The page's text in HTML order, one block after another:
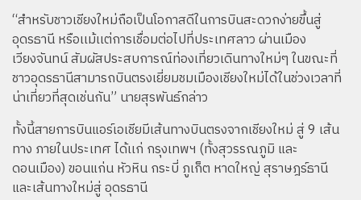
“สำหรับชาวเชียงใหม่ถือเป็นโอกาสดีในการบินสะดวกง่ายขึ้นสู่
อุดรธานี หรือเเม้เเต่การเชื่อมต่อไปที่ประเทศลาว ผ่านเมือง
เวียงจันทน์ สัมผัสประสบการณ์ท่องเที่ยวเดินทางใหม่ๆ ในขณะที่
ชาวอุดรธานีสามารถบินตรงเยี่ยมชมเมืองเชียงใหม่ได้ในช่วงเวลาที่
น่าเที่ยวที่สุดเช่นกัน” นายสุรพันธ์กล่าว
ทั้งนี้สายการบินแอร์เอเชียมีเส้นทางบินตรงจากเชียงใหม่ สู่ 9 เส้น
ทาง ภายในประเทศ ได้เเก่ กรุงเทพฯ (ทั้งสุวรรณภูมิ และ
ดอนเมือง) ขอนแก่น หัวหิน กระบี่ ภูเก็ต หาดใหญ่ สุราษฎร์ธานี
และเส้นทางใหม่สู่ อุดรธานี